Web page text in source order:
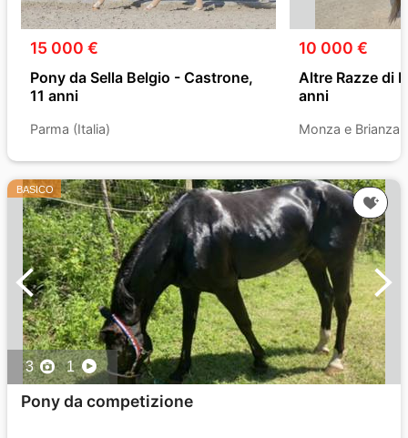
15 000 €
Pony da Sella Belgio - Castrone,
11 anni
Parma (Italia)
10 000 €
Altre Razze di
anni
Monza e Brianza
BASICO
3 1
Pony da competizione